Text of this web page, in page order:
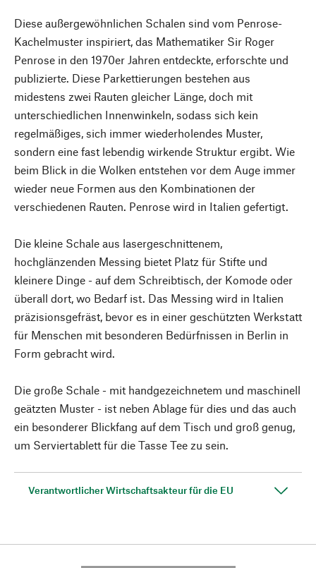
Diese außergewöhnlichen Schalen sind vom Penrose-
Kachelmuster inspiriert, das Mathematiker Sir Roger
Penrose in den 1970er Jahren entdeckte, erforschte und
publizierte. Diese Parkettierungen bestehen aus
midestens zwei Rauten gleicher Länge, doch mit
unterschiedlichen Innenwinkeln, sodass sich kein
regelmäßiges, sich immer wiederholendes Muster,
sondern eine fast lebendig wirkende Struktur ergibt. Wie
beim Blick in die Wolken entstehen vor dem Auge immer
wieder neue Formen aus den Kombinationen der
verschiedenen Rauten. Penrose wird in Italien gefertigt.
Die kleine Schale aus lasergeschnittenem,
hochglänzenden Messing bietet Platz für Stifte und
kleinere Dinge - auf dem Schreibtisch, der Komode oder
überall dort, wo Bedarf ist. Das Messing wird in Italien
präzisionsgefräst, bevor es in einer geschützten Werkstatt
für Menschen mit besonderen Bedürfnissen in Berlin in
Form gebracht wird.
Die große Schale - mit handgezeichnetem und maschinell
geätzten Muster - ist neben Ablage für dies und das auch
ein besonderer Blickfang auf dem Tisch und groß genug,
um Serviertablett für die Tasse Tee zu sein.
Verantwortlicher Wirtschaftsakteur für die EU